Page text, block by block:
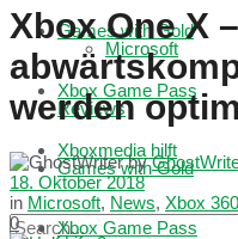
Games with Gold
Xbox Game Pass
Xboxmedia hilft
Microsoft
Reviews
Games with Gold
Xbox Game Pass
Xbox One X
werden
by
18. Oktober 2018
in Microsoft, News, Xbox 360
0